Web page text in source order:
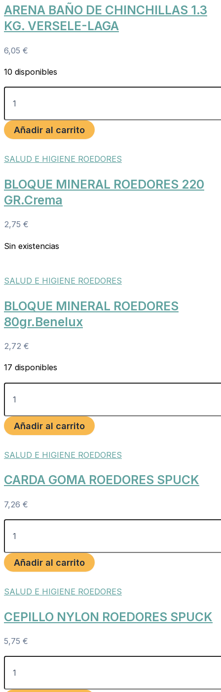
ARENA BAÑO DE CHINCHILLAS 1.3
KG. VERSELE-LAGA
6,05 €
10 disponibles
Añadir al carrito
SALUD E HIGIENE ROEDORES
BLOQUE MINERAL ROEDORES 220
GR.Crema
2,75 €
Sin existencias
SALUD E HIGIENE ROEDORES
BLOQUE MINERAL ROEDORES
80gr.Benelux
2,72 €
17 disponibles
Añadir al carrito
SALUD E HIGIENE ROEDORES
CARDA GOMA ROEDORES SPUCK
7,26 €
Añadir al carrito
SALUD E HIGIENE ROEDORES
CEPILLO NYLON ROEDORES SPUCK
5,75 €